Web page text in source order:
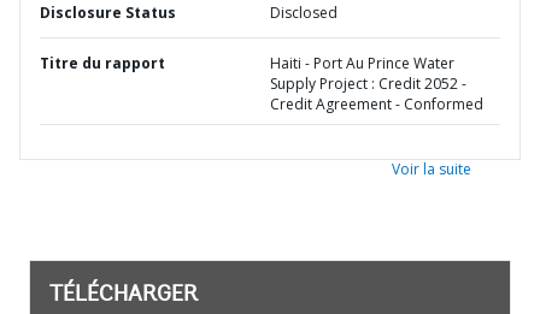
Disclosure Status Disclosed
Titre du rapport
Haiti - Port Au Prince Water
Supply Project : Credit 2052 -
Credit Agreement - Conformed
Voir la suite
TÉLÉCHARGER